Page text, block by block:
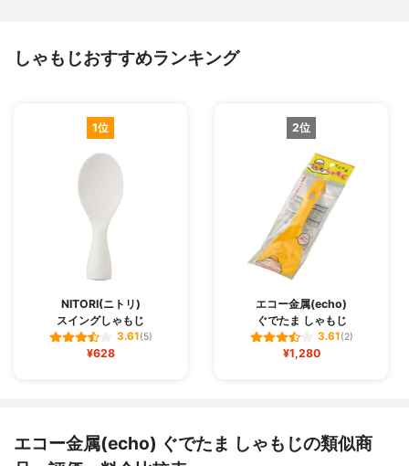
しゃもじおすすめランキング
1位
NITORI(ニトリ)
スイングしゃもじ
3.61(5)
¥628
2位
エコー金属(echo)
ぐでたま しゃもじ
3.61(2)
¥1,280
エコー金属(echo) ぐでたま しゃもじの類似商